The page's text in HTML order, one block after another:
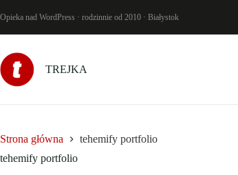
do
Opieka nad WordPress · rodzinnie od 2010 · Białystok
TREJKA
Strona główna
tehemify portfolio
tehemify portfolio